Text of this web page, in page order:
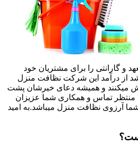
و گارانتی را برای مشتریان خود
از درآمد این شرکت نظافت منزل
میکنند و همیشه دعای خیرشان پشت
منتظر تماس و همکاری شما عزیزان
آرزوی نظافت منزل میباشد.به امید